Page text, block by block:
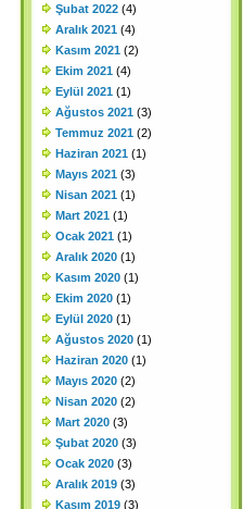
Şubat 2022 (4)
Aralık 2021 (4)
Kasım 2021 (2)
Ekim 2021 (4)
Eylül 2021 (1)
Ağustos 2021 (3)
Temmuz 2021 (2)
Haziran 2021 (1)
Mayıs 2021 (3)
Nisan 2021 (1)
Mart 2021 (1)
Ocak 2021 (1)
Aralık 2020 (1)
Kasım 2020 (1)
Ekim 2020 (1)
Eylül 2020 (1)
Ağustos 2020 (1)
Haziran 2020 (1)
Mayıs 2020 (2)
Nisan 2020 (2)
Mart 2020 (3)
Şubat 2020 (3)
Ocak 2020 (3)
Aralık 2019 (3)
Kasım 2019 (3)